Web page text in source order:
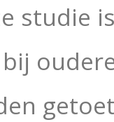
studie